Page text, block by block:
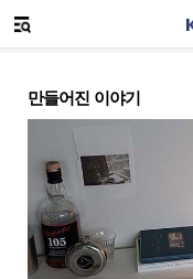
메뉴 열기
만들어진 이야기